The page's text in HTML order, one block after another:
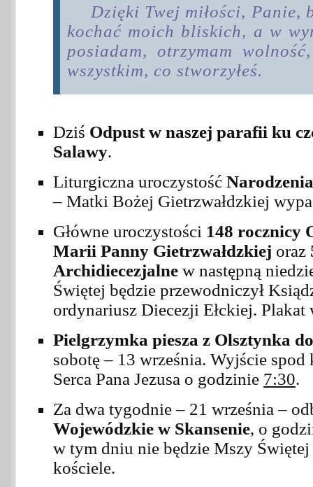
Dzięki Twej miłości, Panie,
kochać moich bliskich, a w
posiadam, otrzymam
wszystkim, co stworzyłeś.
Dziś Odpust w naszej parafii ku
Salawy.
Liturgiczna uroczystość
– Matki Bożej Gietrzwałdzkiej
Główne uroczystości 148 rocznicy
Marii Panny Gietrzwałdzkiej oraz
Archidiecezjalne w następną
Świętej będzie przewodniczył
ordynariusz Diecezji Ełckiej. Plakat
Pielgrzymka piesza z Olsztynka
sobotę – 13 września. Wyjście spod
Serca Pana Jezusa o godzinie 7:30.
Za dwa tygodnie – 21 września –
Wojewódzkie w Skansenie, o
w tym dniu nie będzie Mszy
kościele.